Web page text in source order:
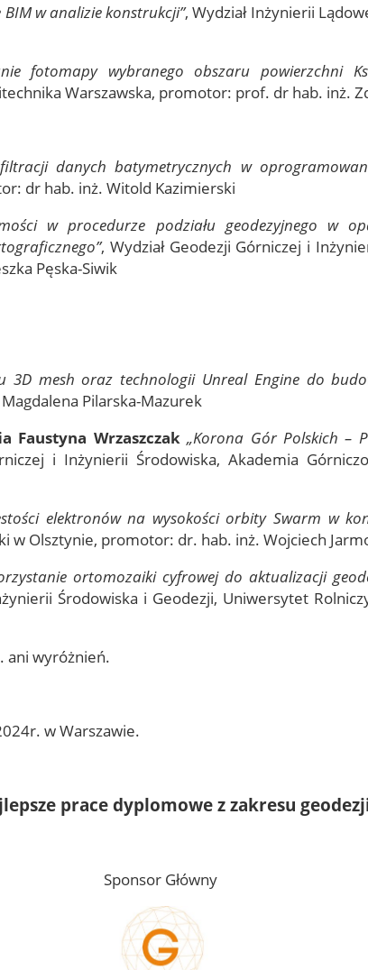
w analizie konstrukcji”, Wydział Inżynierii
fotomapy wybranego obszaru powierzchni
Warszawska, promotor: prof. dr hab. inż.
danych batymetrycznych w
dr hab. inż. Witold Kazimierski
w procedurze podziału geodezyjnego w
, Wydział Geodezji Górniczej i
Pęska-Siwik
3D mesh oraz technologii Unreal Engine do
Pilarska-Mazurek
Faustyna Wrzaszczak„Korona Gór Polskich –
i Inżynierii Środowiska, Akademia
elektronów na wysokości orbity Swarm w
Olsztynie, promotor: dr. hab. inż. Wojciech
ortomozaiki cyfrowej do aktualizacji
Środowiska i Geodezji, Uniwersytet
ani wyróżnień.
w Warszawie.
prace dyplomowe z zakresu
Sponsor Główny